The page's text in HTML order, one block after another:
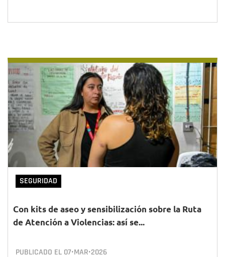
SEGURIDAD
Con kits de aseo y sensibilización sobre la Ruta
de Atención a Violencias: así se...
PUBLICADO EL 07•MAR•2026